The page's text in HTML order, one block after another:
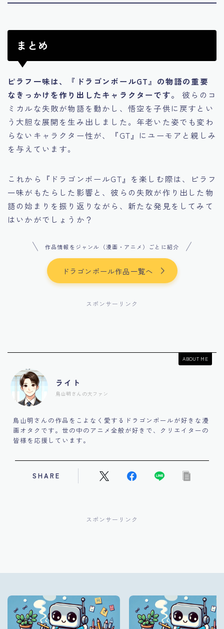
まとめ
ピラフ一味は、『ドラゴンボールGT』の物語の重要
なきっかけを作り出したキャラクターです。
彼らのコ
ミカルな失敗が物語を動かし、悟空を子供に戻すとい
う大胆な展開を生み出しました。年老いた姿でも変わ
らないキャラクター性が、『GT』にユーモアと親しみ
を与えています。
これから『ドラゴンボールGT』を楽しむ際は、ピラフ
一味がもたらした影響と、彼らの失敗が作り出した物
語の始まりを振り返りながら、新たな発見をしてみて
はいかがでしょうか？
作品情報をジャンル（漫画・アニメ）ごとに紹介
ドラゴンボール作品一覧へ
スポンサーリンク
ABOUT ME
ライト
鳥山明さんの大ファン
鳥山明さんの作品をこよなく愛するドラゴンボールが好きな漫
画オタクです。世の中のアニメ全般が好きで、クリエイターの
皆様を応援しています。
SHARE
スポンサーリンク